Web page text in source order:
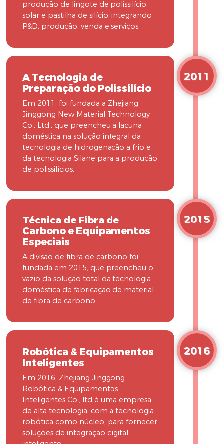
produção de lingote de polissilício
solar e pastilha de silício, integrando
P&D, produção, venda e serviços.
A Tecnologia de
Preparação do Polissilício
Em 2011, foi fundada a Zhejiang
Jinggong New Material Technology
Co., Ltd., que preencheu a lacuna
doméstica na solução integral da
tecnologia de hidrogenação a frio e
da tecnologia Silane para a produção
de polissilícios.
2011
Técnica de Fibra de
Carbono e Equipamentos
Especiais
A divisão de fibra de carbono foi
fundada em 2015, que preencheu o
vazio da solução total da tecnologia
doméstica de fabricação de material
de fibra de carbono.
2015
Robótica & Equipamentos
Inteligentes
Em 2016, Zhejiang Jinggong
Robótica & Equipamentos
Inteligentes Co., ltd é uma empresa
de alta tecnologia, com a tecnologia
robótica como núcleo, para fornecer
soluções de integração digital
2016